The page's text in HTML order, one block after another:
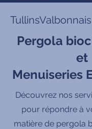
TullinsValbonnais
Pergola
et
Menuiseries
Découvrez nos
pour répondre à
matière de pergola